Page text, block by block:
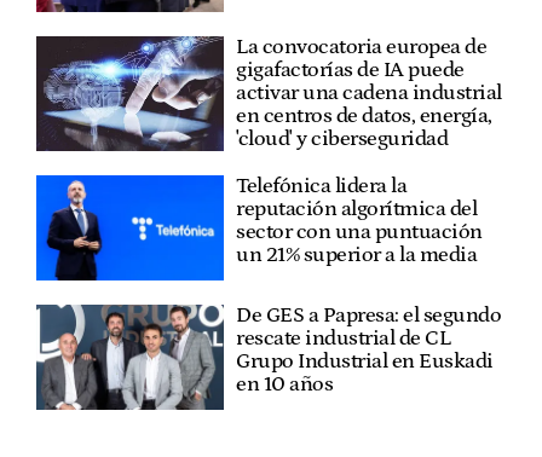
La convocatoria europea de
gigafactorías de IA puede
activar una cadena industrial
en centros de datos, energía,
'cloud' y ciberseguridad
Telefónica lidera la
reputación algorítmica del
sector con una puntuación
un 21% superior a la media
De GES a Papresa: el segundo
rescate industrial de CL
Grupo Industrial en Euskadi
en 10 años